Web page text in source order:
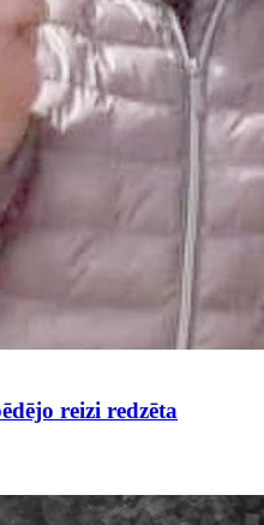
reizi redzēta